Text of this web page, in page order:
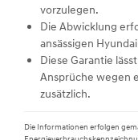
vorzulegen.
Die Abwicklung
ansässigen
Diese Garantie
Ansprüche wegen
zusätzlich.
Die Informationen erfolgen